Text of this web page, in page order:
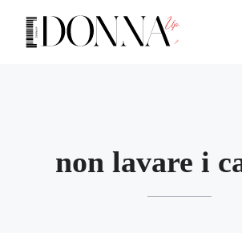
contenuto
non lavare i